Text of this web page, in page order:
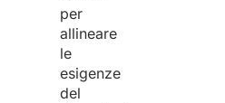
per
allineare
le
esigenze
del